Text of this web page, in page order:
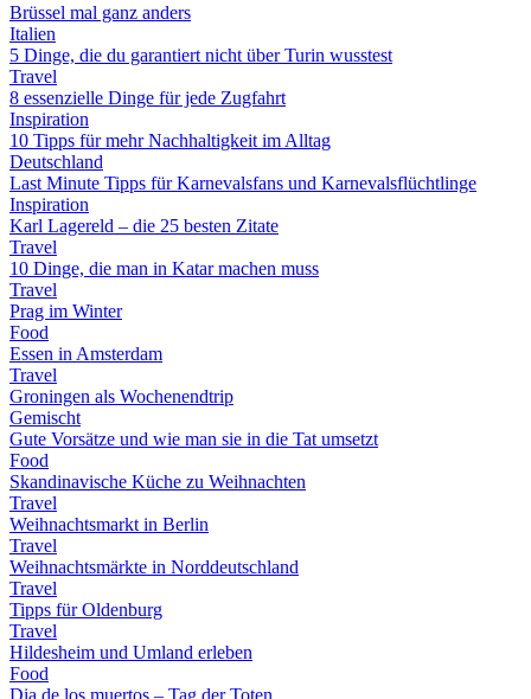
Brüssel mal ganz anders
Italien
5 Dinge, die du garantiert nicht über Turin wusstest
Travel
8 essenzielle Dinge für jede Zugfahrt
Inspiration
10 Tipps für mehr Nachhaltigkeit im Alltag
Deutschland
Last Minute Tipps für Karnevalsfans und Karnevalsflüchtlinge
Inspiration
Karl Lagereld – die 25 besten Zitate
Travel
10 Dinge, die man in Katar machen muss
Travel
Prag im Winter
Food
Essen in Amsterdam
Travel
Groningen als Wochenendtrip
Gemischt
Gute Vorsätze und wie man sie in die Tat umsetzt
Food
Skandinavische Küche zu Weihnachten
Travel
Weihnachtsmarkt in Berlin
Travel
Weihnachtsmärkte in Norddeutschland
Travel
Tipps für Oldenburg
Travel
Hildesheim und Umland erleben
Food
Dia de los muertos – Tag der Toten